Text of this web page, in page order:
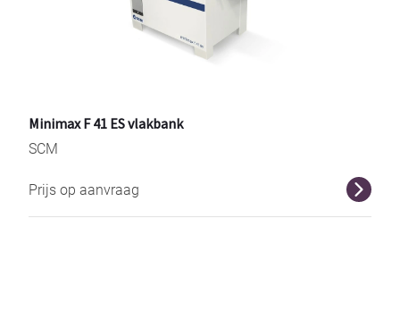
Minimax F 41 ES vlakbank
SCM
Prijs op aanvraag r